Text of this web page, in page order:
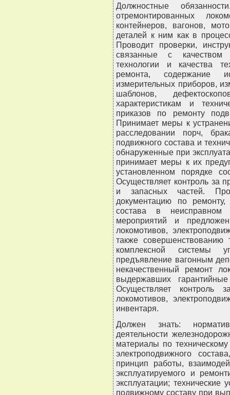
Должностные
отремонтированных
контейнеров, вагонов,
деталей к ним как в
Проводит проверки,
связанные с качеством
технологии и качества
ремонта, содержание
измерительных приборов,
шаблонов,
характеристикам и
приказов по ремонту
Принимает меры к
расследовании порч,
подвижного состава и
обнаруженные при
принимает меры к их
установленном порядке
Осуществляет контроль за
и запасных частей.
документацию по
состава в неисправном
мероприятий и
локомотивов,
также совершенствованию
комплексной системы
предъявление вагонным
некачественный ремонт
выдержавших
Осуществляет контроль
локомотивов,
инвентаря.
Должен знать:
деятельности
материалы по
электроподвижного
принцип работы,
эксплуатируемого и
эксплуатации;
подвижному составу при